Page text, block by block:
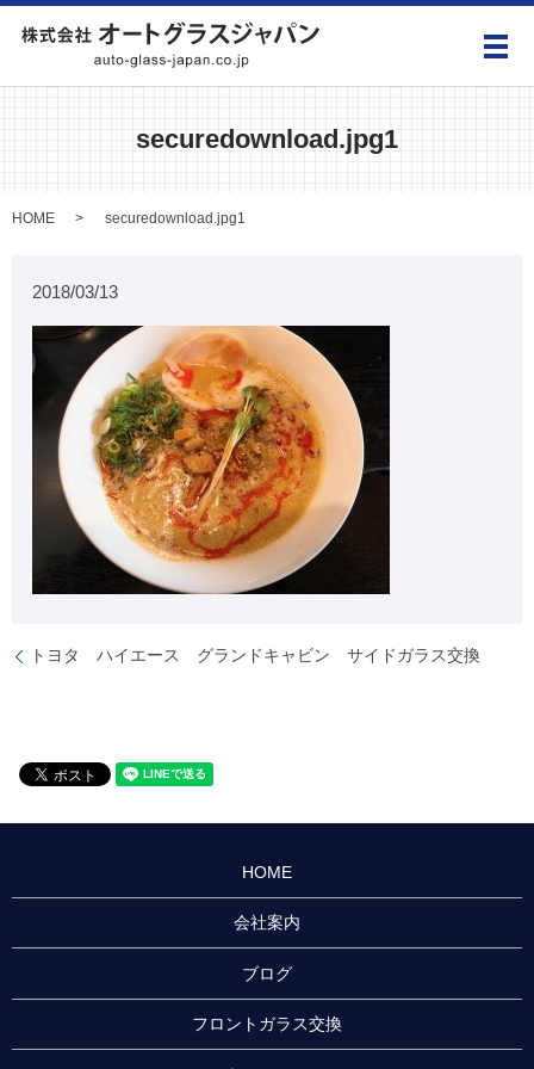
メ
securedownload.jpg1
HOME securedownload.jpg1
2018/03/13
トヨタ ハイエース グランドキャビン サイドガラス交換
HOME
会社案内
ブログ
フロントガラス交換